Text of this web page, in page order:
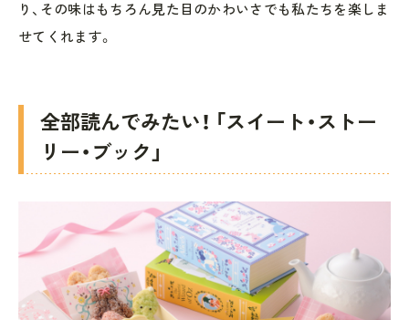
り、その味はもちろん見た目のかわいさでも私たちを楽しま
せてくれます。
全部読んでみたい！ 「スイート・ストー
リー・ブック」